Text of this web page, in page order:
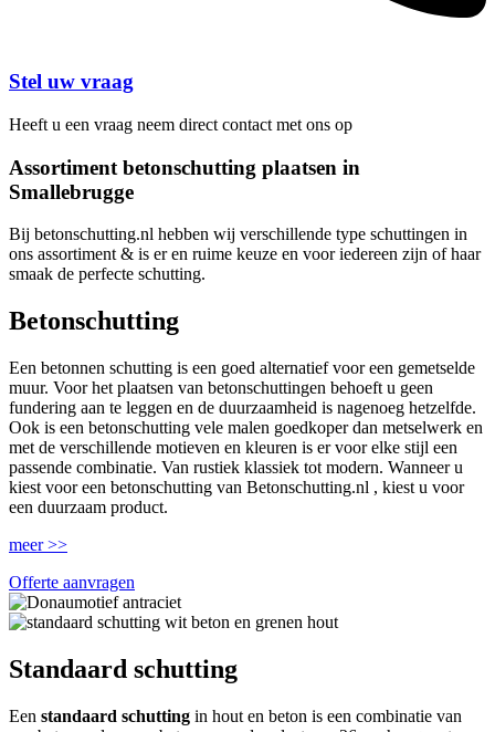
Stel uw vraag
Heeft u een vraag neem direct contact met ons op
Assortiment betonschutting plaatsen in
Smallebrugge
Bij betonschutting.nl hebben wij verschillende type schuttingen in
ons assortiment & is er en ruime keuze en voor iedereen zijn of haar
smaak de perfecte schutting.
Betonschutting
Een betonnen schutting is een goed alternatief voor een gemetselde
muur. Voor het plaatsen van betonschuttingen behoeft u geen
fundering aan te leggen en de duurzaamheid is nagenoeg hetzelfde.
Ook is een betonschutting vele malen goedkoper dan metselwerk en
met de verschillende motieven en kleuren is er voor elke stijl een
passende combinatie. Van rustiek klassiek tot modern. Wanneer u
kiest voor een betonschutting van Betonschutting.nl , kiest u voor
een duurzaam product.
meer >>
Offerte aanvragen
Standaard schutting
Een standaard schutting in hout en beton is een combinatie van